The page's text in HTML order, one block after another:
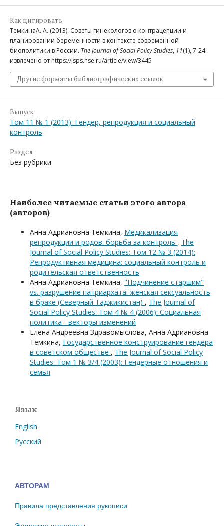
Как цитировать
ТемкинаА. А. (2013). Советы гинекологов о контрацепции и
планировании беременности в контексте современной
биополитики в России. The Journal of Social Policy Studies, 11(1), 7-24.
извлечено от https://jsps.hse.ru/article/view/3445
Другие форматы библиографических ссылок
Выпуск
Том 11 № 1 (2013): Гендер, репродукция и социальный
контроль
Раздел
Без рубрики
Наиболее читаемые статьи этого автора
(авторов)
Анна Адриановна Темкина, Медикализация
репродукции и родов: борьба за контроль , The
Journal of Social Policy Studies: Том 12 № 3 (2014):
Репродуктивная медицина: социальный контроль и
родительская ответственность
Анна Адриановна Темкина, "Подчинение старшим"
vs. разрушение патриархата: женская сексуальность
в браке (Северный Таджикистан) , The Journal of
Social Policy Studies: Том 4 № 4 (2006): Социальная
политика - векторы изменений
Елена Андреевна Здравомыслова, Анна Адриановна
Темкина, Государственное конструирование гендера
в советском обществе , The Journal of Social Policy
Studies: Том 1 № 3/4 (2003): Гендерные отношения и
семья
Язык
English
Русский
АВТОРАМ
Правила представления рукописи